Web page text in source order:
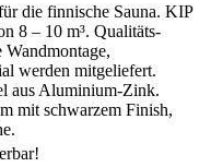
die finnische Sauna. KIP
8 – 10 m³. Qualitäts-
werden mitgeliefert.
aus Aluminium-Zink.
mit schwarzem Finish,